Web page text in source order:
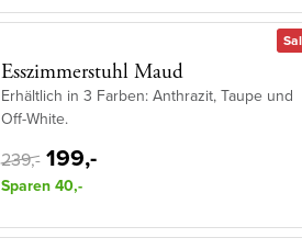
Esszimmerstuhl Maud
Erhältlich in 3 Farben: Anthrazit, Taupe und
Off-White.
239,- 199,-
Sparen 40,-